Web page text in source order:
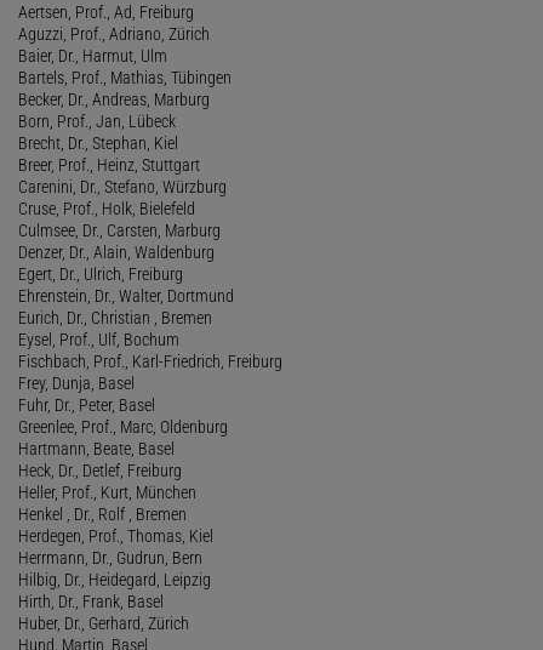
Aertsen, Prof., Ad, Freiburg
Aguzzi, Prof., Adriano, Zürich
Baier, Dr., Harmut, Ulm
Bartels, Prof., Mathias, Tübingen
Becker, Dr., Andreas, Marburg
Born, Prof., Jan, Lübeck
Brecht, Dr., Stephan, Kiel
Breer, Prof., Heinz, Stuttgart
Carenini, Dr., Stefano, Würzburg
Cruse, Prof., Holk, Bielefeld
Culmsee, Dr., Carsten, Marburg
Denzer, Dr., Alain, Waldenburg
Egert, Dr., Ulrich, Freiburg
Ehrenstein, Dr., Walter, Dortmund
Eurich, Dr., Christian , Bremen
Eysel, Prof., Ulf, Bochum
Fischbach, Prof., Karl-Friedrich, Freiburg
Frey, Dunja, Basel
Fuhr, Dr., Peter, Basel
Greenlee, Prof., Marc, Oldenburg
Hartmann, Beate, Basel
Heck, Dr., Detlef, Freiburg
Heller, Prof., Kurt, München
Henkel , Dr., Rolf , Bremen
Herdegen, Prof., Thomas, Kiel
Herrmann, Dr., Gudrun, Bern
Hilbig, Dr., Heidegard, Leipzig
Hirth, Dr., Frank, Basel
Huber, Dr., Gerhard, Zürich
Hund, Martin, Basel